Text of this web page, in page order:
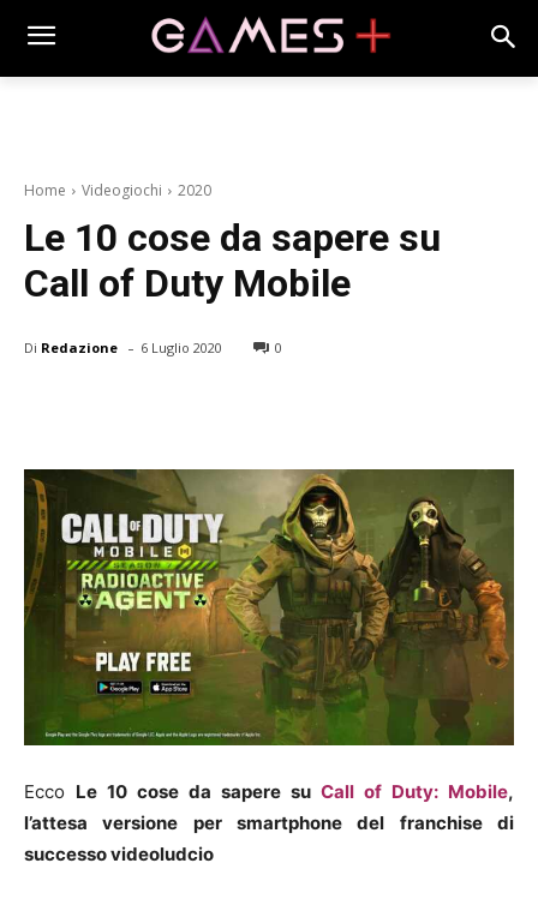
Home Videogiochi 2020
Le 10 cose da sapere su
Call of Duty Mobile
Di Redazione - 6 Luglio 2020 0
Ecco Le 10 cose da sapere su Call of Duty: Mobile,
l’attesa versione per smartphone del franchise di
successo videoludcio